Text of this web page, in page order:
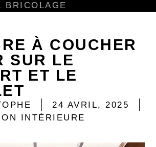
BRICOLAGE
À COUCHER
SUR LE
ET LE
24 AVRIL, 2025
INTÉRIEURE